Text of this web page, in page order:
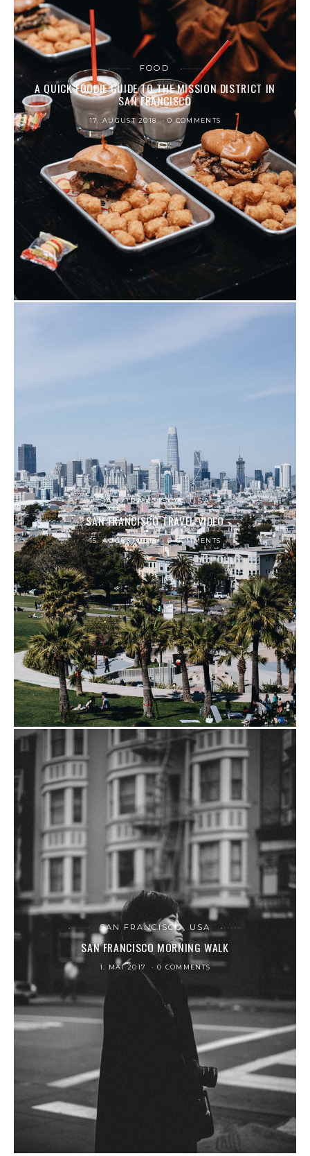
FOOD
A QUICK FOODIE GUIDE TO THE MISSION DISTRICT IN
SAN FRANCISCO
17. AUGUST 2018 0 COMMENTS
SAN FRANCISCO, USA
SAN FRANCISCO TRAVEL VIDEO
15. AUGUST 2018 0 COMMENTS
SAN FRANCISCO, USA
SAN FRANCISCO MORNING WALK
1. MAI 2017 0 COMMENTS